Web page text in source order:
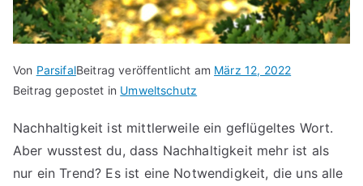
Von ParsifalBeitrag veröffentlicht am März 12, 2022
Beitrag gepostet in Umweltschutz
Nachhaltigkeit ist mittlerweile ein geflügeltes Wort.
Aber wusstest du, dass Nachhaltigkeit mehr ist als
nur ein Trend? Es ist eine Notwendigkeit, die uns alle